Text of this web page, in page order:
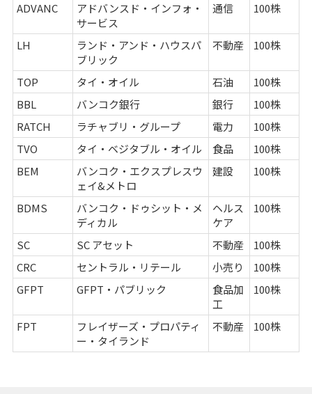
ADVANC
アドバンスド・インフォ・
サービス
通信 100株
LH
ランド・アンド・ハウスパ
ブリック
不動産 100株
TOP タイ・オイル 石油
100株
BBL
バンコク銀行 銀行
100株
RATCH
ラチャブリ・グループ 電力
100株
TVO
タイ・ベジタブル・オイル 食品
100株
BEM
バンコク・エクスプレスウ
ェイ&メトロ
建設 100株
BDMS
バンコク・ドゥシット・メ
ディカル
ヘルス
ケア
100株
SC SC アセット 不動産
100株
CRC
セントラル・リテール 小売り
100株
GFPT
GFPT・パブリック
食品加
工
100株
FPT
フレイザーズ・プロパティ
ー・タイランド
不動産 100株